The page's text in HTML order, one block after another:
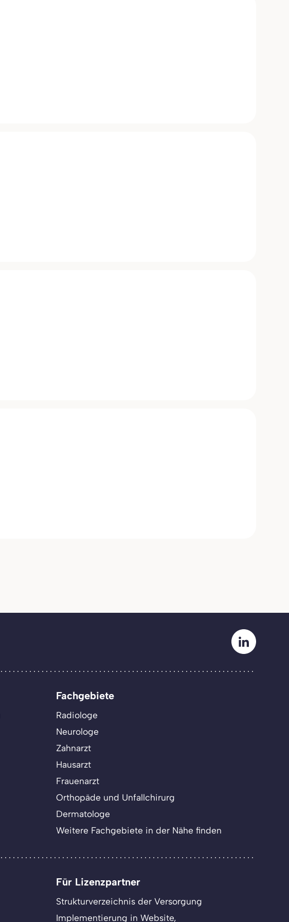
Fachgebiete
Radiologe
Neurologe
Zahnarzt
Hausarzt
Frauenarzt
Orthopäde und Unfallchirurg
Dermatologe
Weitere Fachgebiete in der Nähe finden
Für Lizenzpartner
Strukturverzeichnis der Versorgung
Implementierung in Website,